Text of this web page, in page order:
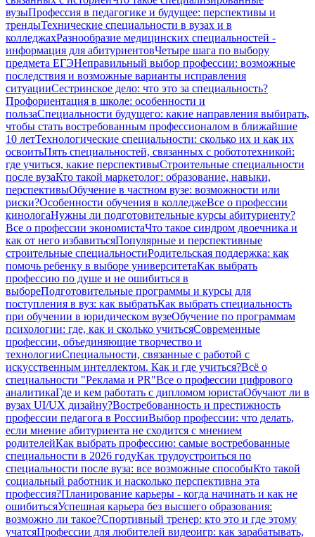
вузыПрофессия в педагогике и будущее: перспективы и
трендыТехнические специальности в вузах и в
колледжахРазнообразие медицинских специальностей -
информация для абитуриентовЧетыре шага по выбору
предмета ЕГЭНеправильный выбор профессии: возможные
последствия и возможные варианты исправления
ситуацииСестринское дело: что это за специальность?
Профориентация в школе: особенности и
пользаСпециальности будущего: какие направления выбирать,
чтобы стать востребованным профессионалом в ближайшие
10 летТехнологические специальности: сколько их и как их
освоитьПять специальностей, связанных с робототехникой:
где учиться, какие перспективыСтроительные специальности
после вузаКто такой маркетолог: образование, навыки,
перспективыОбучение в частном вузе: возможности или
риски?Особенности обучения в колледжеВсе о профессии
кинологаНужны ли подготовительные курсы абитуриенту?
Все о профессии экономистаЧто такое синдром двоечника и
как от него избавитьсяПопулярные и перспективные
строительные специальностиРодительская поддержка: как
помочь ребенку в выборе университетаКак выбрать
профессию по душе и не ошибиться в
выбореПодготовительные программы и курсы для
поступления в вуз: как выбратьКак выбрать специальность
при обучении в юридическом вузеОбучение по программам
психологии: где, как и сколько учитьсяСовременные
профессии, объединяющие творчество и
технологииСпециальности, связанные с работой с
искусственным интеллектом. Как и где учиться?Всё о
специальности "Реклама и PR"Все о профессии цифрового
аналитикаГде и кем работать с дипломом юристаОбучают ли в
вузах UI/UX дизайну?Востребованность и престижность
профессии педагога в РоссииВыбор профессии: что делать,
если мнение абитуриента не сходится с мнением
родителейКак выбрать профессию: самые востребованные
специальности в 2026 годуКак трудоустроиться по
специальности после вуза: все возможные способыКто такой
социальный работник и насколько перспективна эта
профессия?Планирование карьеры - когда начинать и как не
ошибитьсяУспешная карьера без высшего образования:
возможно ли такое?Спортивный тренер: кто это и где этому
учатсяПрофессии для любителей видеоигр: как зарабатывать,